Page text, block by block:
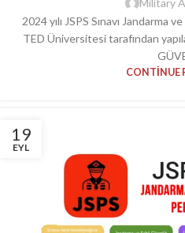
2024 yılı JSPS Sınavı Jandarma
TED Üniversitesi tarafından
CONTINUE
19
EYL